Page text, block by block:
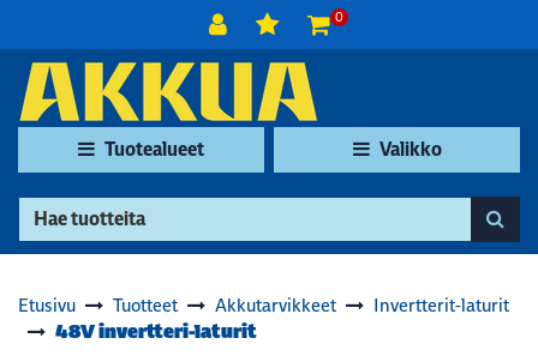
0
Tuotealueet Valikko
Etusivu Tuotteet Akkutarvikkeet Invertterit-laturit
48V invertteri-laturit